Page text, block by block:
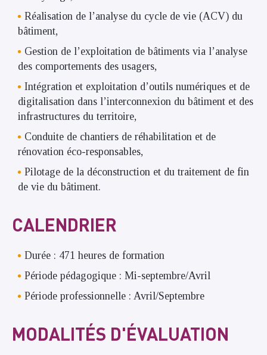
Réalisation de l’analyse du cycle de vie (ACV) du
bâtiment,
Gestion de l’exploitation de bâtiments via l’analyse
des comportements des usagers,
Intégration et exploitation d’outils numériques et de
digitalisation dans l’interconnexion du bâtiment et des
infrastructures du territoire,
Conduite de chantiers de réhabilitation et de
rénovation éco-responsables,
Pilotage de la déconstruction et du traitement de fin
de vie du bâtiment.
CALENDRIER
Durée : 471 heures de formation
Période pédagogique : Mi-septembre/Avril
Période professionnelle : Avril/Septembre
MODALITÉS D'ÉVALUATION